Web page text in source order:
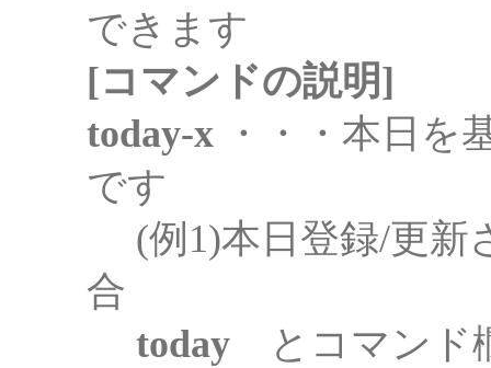
できます
[コマンドの説明]
today-x ・・・本日を
です
(例1)本日登録/更新
合
today とコマンド